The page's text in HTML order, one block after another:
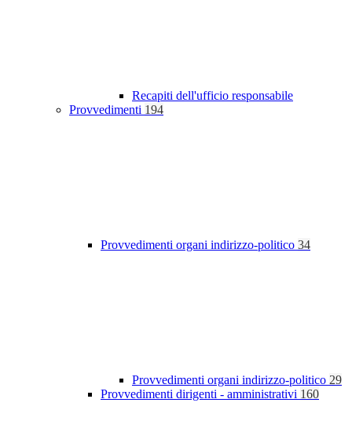
Recapiti dell'ufficio responsabile
Provvedimenti 194
Provvedimenti organi indirizzo-politico 34
Provvedimenti organi indirizzo-politico 29
Provvedimenti dirigenti - amministrativi 160